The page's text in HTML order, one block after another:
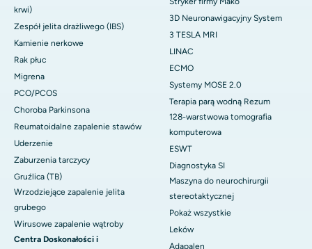
krwi)
Zespół jelita drażliwego (IBS)
Kamienie nerkowe
Rak płuc
Migrena
PCO/PCOS
Choroba Parkinsona
Reumatoidalne zapalenie stawów
Uderzenie
Zaburzenia tarczycy
Gruźlica (TB)
Wrzodziejące zapalenie jelita
grubego
Wirusowe zapalenie wątroby
Centra Doskonałości i
3D Neuronawigacyjny System
3 TESLA MRI
LINAC
ECMO
Systemy MOSE 2.0
Terapia parą wodną Rezum
128-warstwowa tomografia
komputerowa
ESWT
Diagnostyka SI
Maszyna do neurochirurgii
stereotaktycznej
Pokaż wszystkie
Leków
Adapalen